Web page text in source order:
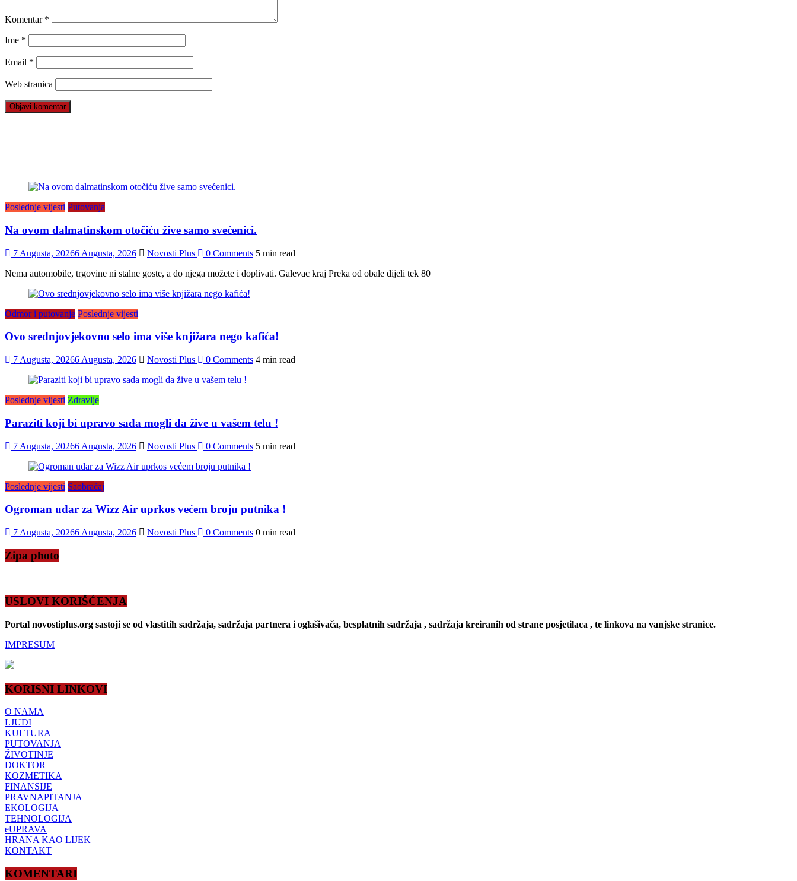
Komentar *
Ime *
Email *
Web stranica
Poslednje vijesti Putovanja
Na ovom dalmatinskom otočiću žive samo svećenici.
7 Augusta, 20266 Augusta, 2026 Novosti Plus 0 Comments 5 min read
Nema automobile, trgovine ni stalne goste, a do njega možete i doplivati. Galevac kraj Preka od obale dijeli tek 80
Odmor i putovanje Poslednje vijesti
Ovo srednjovjekovno selo ima više knjižara nego kafića!
7 Augusta, 20266 Augusta, 2026 Novosti Plus 0 Comments 4 min read
Poslednje vijesti Zdravlje
Paraziti koji bi upravo sada mogli da žive u vašem telu !
7 Augusta, 20266 Augusta, 2026 Novosti Plus 0 Comments 5 min read
Poslednje vijesti Saobraćaj
Ogroman udar za Wizz Air uprkos većem broju putnika !
7 Augusta, 20266 Augusta, 2026 Novosti Plus 0 Comments 0 min read
Zipa photo
USLOVI KORIŠĆENJA
Portal novostiplus.org sastoji se od vlastitih sadržaja, sadržaja partnera i oglašivača, besplatnih sadržaja , sadržaja kreiranih od strane posjetilaca , te linkova na vanjske stranice.
IMPRESUM
KORISNI LINKOVI
O NAMA
LJUDI
KULTURA
PUTOVANJA
ŽIVOTINJE
DOKTOR
KOZMETIKA
FINANSIJE
PRAVNAPITANJA
EKOLOGIJA
TEHNOLOGIJA
eUPRAVA
HRANA KAO LIJEK
KONTAKT
KOMENTARI